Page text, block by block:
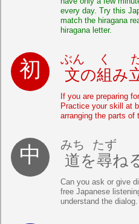
every day. Try this
match the hiragana
hiragana letter.
文
ぶん
の組
く
み
If you are preparing
Practice your skill at
arranging the parts of
道
みち
を尋
たず
ね
Can you ask or give
free Japanese
understand the dialog.